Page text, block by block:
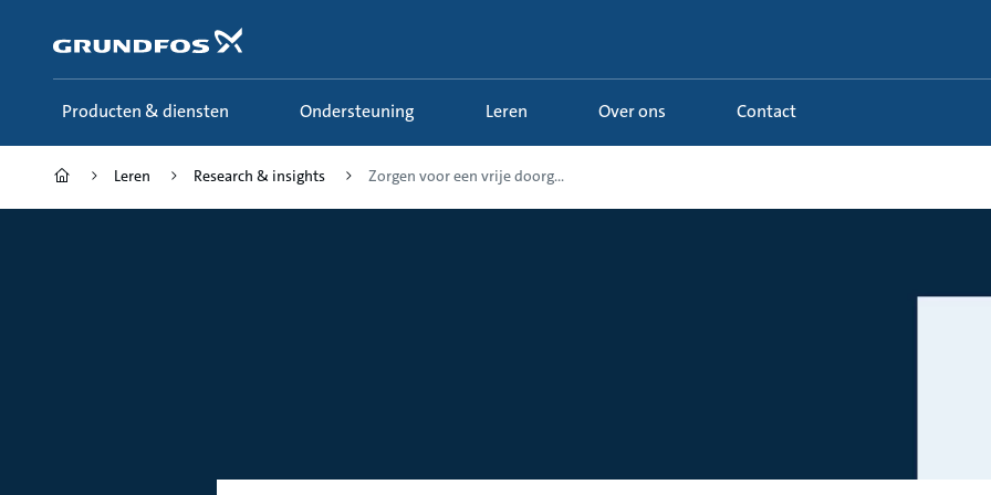
hoofdinhoud
Producten & diensten Ondersteuning Leren Over ons Contact
Leren Research & insights Zorgen voor een vrije doorg...